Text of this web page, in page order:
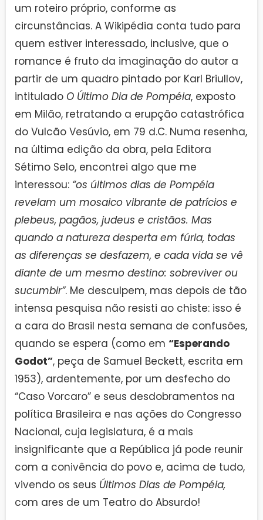
um roteiro próprio, conforme as
circunstâncias. A Wikipédia conta tudo para
quem estiver interessado, inclusive, que o
romance é fruto da imaginação do autor a
partir de um quadro pintado por Karl Briullov,
intitulado O Último Dia de Pompéia, exposto
em Milão, retratando a erupção catastrófica
do Vulcão Vesúvio, em 79 d.C. Numa resenha,
na última edição da obra, pela Editora
Sétimo Selo, encontrei algo que me
interessou: “os últimos dias de Pompéia
revelam um mosaico vibrante de patrícios e
plebeus, pagãos, judeus e cristãos. Mas
quando a natureza desperta em fúria, todas
as diferenças se desfazem, e cada vida se vê
diante de um mesmo destino: sobreviver ou
sucumbir”. Me desculpem, mas depois de tão
intensa pesquisa não resisti ao chiste: isso é
a cara do Brasil nesta semana de confusões,
quando se espera (como em “Esperando
Godot”, peça de Samuel Beckett, escrita em
1953), ardentemente, por um desfecho do
“Caso Vorcaro” e seus desdobramentos na
política Brasileira e nas ações do Congresso
Nacional, cuja legislatura, é a mais
insignificante que a República já pode reunir
com a conivência do povo e, acima de tudo,
vivendo os seus Últimos Dias de Pompéia,
com ares de um Teatro do Absurdo!